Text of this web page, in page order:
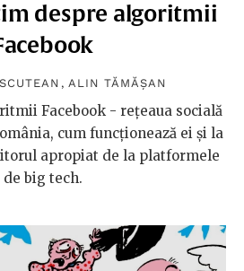
despre algoritmii
, ALIN TĂMĂȘAN
Facebook - rețeaua socială
cum funcționează ei și la
apropiat de la platformele
de big tech.